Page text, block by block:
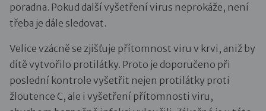
poradna. Pokud další vyšetření virus neprokáže, není
třeba je dále sledovat.
Velice vzácně se zjišťuje přítomnost viru v krvi, aniž by
dítě vytvořilo protilátky. Proto je doporučeno při
poslední kontrole vyšetřit nejen protilátky proti
žloutence C, ale i vyšetření přítomnosti viru,